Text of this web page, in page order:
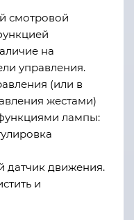
смотровой
на
управления.
(или в
жестами)
лампы:
датчик движения.
и